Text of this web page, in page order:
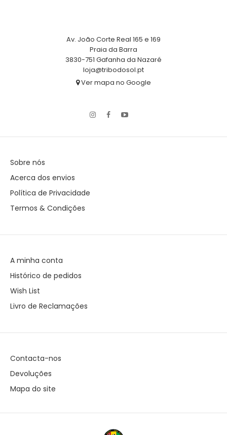
Av. João Corte Real 165 e 169
Praia da Barra
3830-751 Gafanha da Nazaré
loja@tribodosol.pt
Ver mapa no Google
Sobre nós
Acerca dos envios
Política de Privacidade
Termos & Condições
A minha conta
Histórico de pedidos
Wish List
Livro de Reclamações
Contacta-nos
Devoluções
Mapa do site